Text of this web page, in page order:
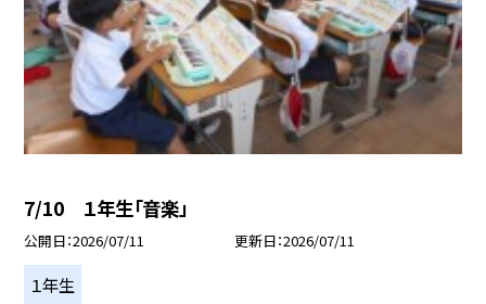
7/10 １年生「音楽」
公開日 2026/07/11 更新日 2026/07/11
１年生